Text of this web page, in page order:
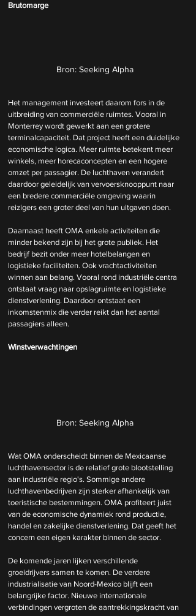
Brutomarge
Bron: Seeking Alpha
Het management investeert daarom fors in de
uitbreiding van commerciële ruimtes. Vooral in
Monterrey wordt gewerkt aan een grotere
terminalcapaciteit. Dat project heeft een duidelijke
economische logica. Meer ruimte betekent meer
winkels, meer horecaconcepten en een hogere
omzet per passagier. De luchthaven verandert
daardoor geleidelijk van vervoersknooppunt naar
een bredere commerciële omgeving waarin
reizigers een groter deel van hun uitgaven doen.
Daarnaast heeft OMA enkele activiteiten die
minder bekend zijn bij het grote publiek. Het
bedrijf bezit onder meer hotelbelangen en
logistieke faciliteiten. Ook vrachtactiviteiten
winnen aan belang. Vooral rond industriële centra
ontstaat vraag naar opslagruimte en logistieke
dienstverlening. Daardoor ontstaat een
inkomstenmix die verder reikt dan het aantal
passagiers alleen.
Winstverwachtingen
Bron: Seeking Alpha
Wat OMA onderscheidt binnen de Mexicaanse
luchthavensector is de relatief grote blootstelling
aan industriële regio's. Sommige andere
luchthavenbedrijven zijn sterker afhankelijk van
toeristische bestemmingen. OMA profiteert juist
van de economische dynamiek rond productie,
handel en zakelijke dienstverlening. Dat geeft het
concern een eigen karakter binnen de sector.
De komende jaren lijken verschillende
groeidrijvers samen te komen. De verdere
industrialisatie van Noord-Mexico blijft een
belangrijke factor. Nieuwe internationale
verbindingen vergroten de aantrekkingskracht van